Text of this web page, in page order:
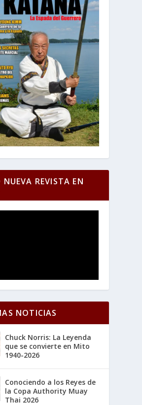
NUEVA REVISTA EN
NOTICIAS
Chuck Norris: La Leyenda
que se convierte en Mito
1940-2026
Conociendo a los Reyes de
la Copa Authority Muay
Thai 2026